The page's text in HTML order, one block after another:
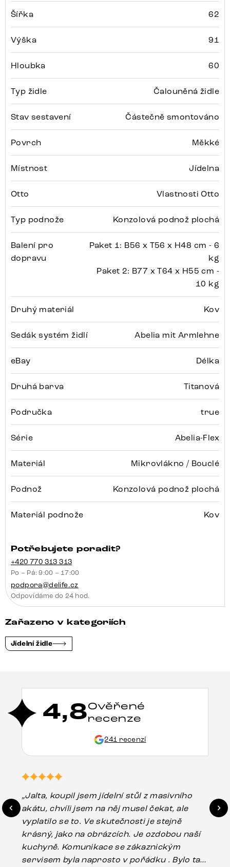
Šířka 62
Výška 91
Hloubka 60
Typ židle Čalouněná židle
Stav sestavení Částečně smontováno
Povrch Měkké
Místnost Jídelna
Otto Vlastnosti Otto
Typ podnože Konzolová podnož plochá
Balení pro
dopravu
Paket 1: B56 x T56 x H48 cm - 6
kg
Paket 2: B77 x T64 x H55 cm -
10 kg
Druhý materiál Kov
Sedák systém židlí Abelia mit Armlehne
eBay Délka
Druhá barva Titanová
Područka true
Série Abelia-Flex
Materiál Mikrovlákno / Bouclé
Podnož Konzolová podnož plochá
Materiál podnože Kov
Potřebujete poradit?
+420 770 313 313
Po – Pá: 9:00 – 17:00
podpora@delife.cz
Odpovídáme do 24 hod.
Zařazeno v kategoriích
Jídelní židle
4,8Ověřené
recenze
241 recenzí
„Jalta, koupil jsem jídelní stůl z masivního
akátu, chvíli jsem na něj musel čekat, ale
vyplatilo se to. Ve skutečnosti je stejně
krásný, jako na obrázcích. Je ozdobou naší
kuchyně. Komunikace se zákaznickým
servisem byla naprosto v pořádku . Bylo tam